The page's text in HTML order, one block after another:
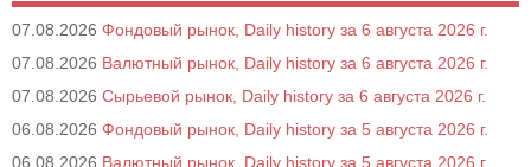
07.08.2026 Фондовый рынок, Daily history за 6 августа 2026 г.
07.08.2026 Валютный рынок, Daily history за 6 августа 2026 г.
07.08.2026 Сырьевой рынок, Daily history за 6 августа 2026 г.
06.08.2026 Фондовый рынок, Daily history за 5 августа 2026 г.
06.08.2026 Валютный рынок, Daily history за 5 августа 2026 г.